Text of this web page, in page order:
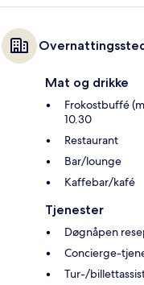
Mat og drikke
Frokostbuffé
10.30
Restaurant
Bar/lounge
Kaffebar/kafé
Tjenester
Døgnåpen
Concierge-
Tur-/